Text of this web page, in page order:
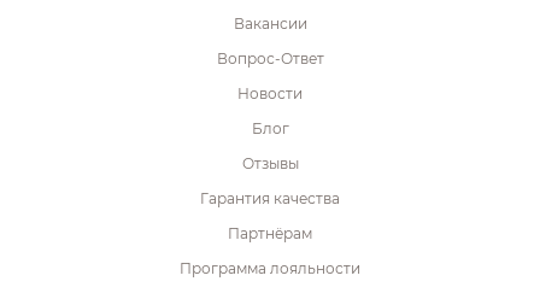
Вакансии
Вопрос-Ответ
Новости
Блог
Отзывы
Гарантия качества
Партнёрам
Программа лояльности